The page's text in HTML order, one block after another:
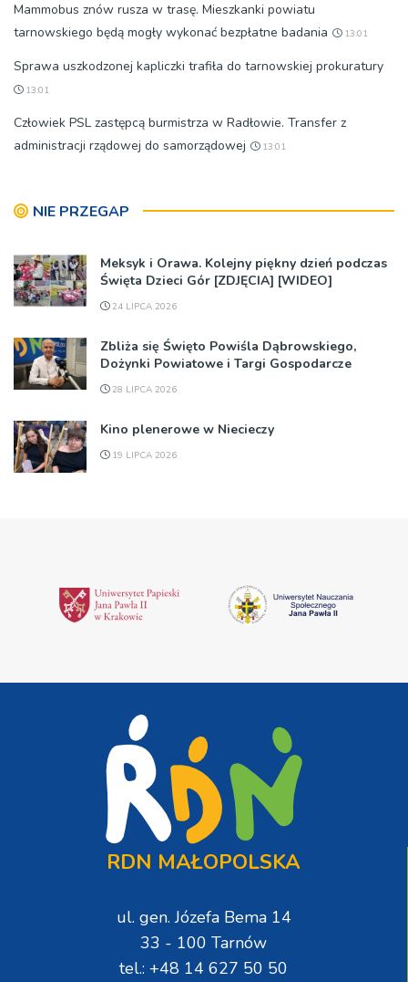
Mammobus znów rusza w trasę. Mieszkanki powiatu
tarnowskiego będą mogły wykonać bezpłatne badania
13:01
Sprawa uszkodzonej kapliczki trafiła do tarnowskiej prokuratury
13:01
Człowiek PSL zastępcą burmistrza w Radłowie. Transfer z
administracji rządowej do samorządowej
13:01
NIE PRZEGAP
Meksyk i Orawa. Kolejny piękny dzień podczas
Święta Dzieci Gór [ZDJĘCIA] [WIDEO]
24 LIPCA 2026
Zbliża się Święto Powiśla Dąbrowskiego,
Dożynki Powiatowe i Targi Gospodarcze
28 LIPCA 2026
Kino plenerowe w Niecieczy
19 LIPCA 2026
RDN MAŁOPOLSKA
ul. gen. Józefa Bema 14
33 - 100 Tarnów
tel.: +48 14 627 50 50